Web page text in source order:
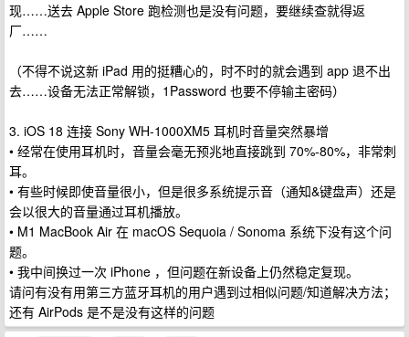
现……送去 Apple Store 跑检测也是没有问题，要继续查就得返
厂……
（不得不说这新 iPad 用的挺糟心的，时不时的就会遇到 app 退不出
去……设备无法正常解锁，1Password 也要不停输主密码）
3. iOS 18 连接 Sony WH-1000XM5 耳机时音量突然暴增
• 经常在使用耳机时，音量会毫无预兆地直接跳到 70%-80%，非常刺
耳。
• 有些时候即使音量很小，但是很多系统提示音（通知&键盘声）还是
会以很大的音量通过耳机播放。
• M1 MacBook Air 在 macOS Sequoia / Sonoma 系统下没有这个问
题。
• 我中间换过一次 iPhone ，但问题在新设备上仍然稳定复现。
请问有没有用第三方蓝牙耳机的用户遇到过相似问题/知道解决方法；
还有 AirPods 是不是没有这样的问题